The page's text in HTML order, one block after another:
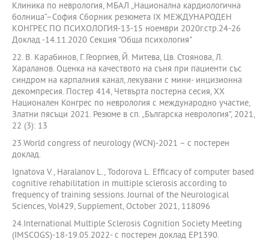
Клиника по неврология, МБАЛ „Национална кардиологична
болница“–София Сборник резюмета IX МЕЖДУНАРОДЕН
КОНГРЕС ПО ПСИХОЛОГИЯ-13-15 ноември 2020г.стр.24-26
Доклад -14.11.2020 Секция "Обща психология"
22. В. Карабинов, Г. Георгиев, Й. Митева, Цв. Стоянова, Л.
Хараланов. Оценка на качеството на съня при пациенти със
синдром на карпалния канал, лекувани с мини- инцизионна
декомпресия. Постер 414, Четвърта постерна сесия, XX
Национален Конгрес по неврология с международно участие,
Златни пясъци 2021. Резюме в сп. „Българска неврология”, 2021,
22 (3): 13
23.World congress of neurology (WCN)-2021 – с постерен
доклад.
Ignatova V., Haralanov L., Todorova L. Efficacy of computer based
cognitive rehabilitation in multiple sclerosis according to
frequency of training sessions. Journal of the Neurological
Sciences, Vol429, Supplement, October 2021, 118096
24.International Multiple Sclerosis Cognition Society Meeting
(IMSCOGS)-18-19.05.2022- с постерен доклад EP1390.